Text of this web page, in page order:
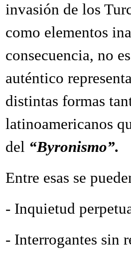
invasión de los
como elementos
consecuencia, no
auténtico
distintas formas
latinoamericanos
del “Byronismo”.
Entre esas se
- Inquietud
- Interrogantes sin